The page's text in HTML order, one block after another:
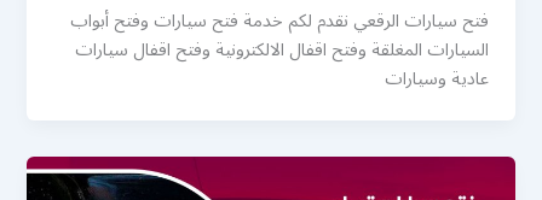
فتح سيارات الرقعي نقدم لكم خدمة فتح سيارات وفتح أبواب
السيارات المغلقة وفتح اقفال الالكترونية وفتح اقفال سيارات
عادية وسيارات